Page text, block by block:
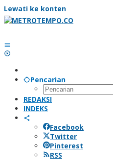
Lewati ke konten
Pencarian
REDAKSI
INDEKS
Facebook
Twitter
Pinterest
RSS